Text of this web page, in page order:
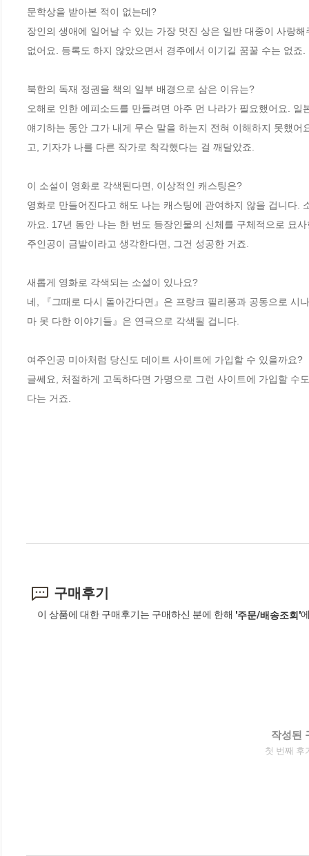
문학상을 받아본 적이 없는데?
장인의 생애에 일어날 수 있는 가장 멋진 상은 일반 대중이 사랑
없어요. 등록도 하지 않았으면서 경주에서 이기길 꿈꿀 수는 없
북한의 독재 정권을 책의 일부 배경으로 삼은 이유는?
오해로 인한 에피소드를 만들려면 아주 먼 나라가 필요했어요.
얘기하는 동안 그가 내게 무슨 말을 하는지 전혀 이해하지 못했
고, 기자가 나를 다른 작가로 착각했다는 걸 깨달았죠.
이 소설이 영화로 각색된다면, 이상적인 캐스팅은?
영화로 만들어진다고 해도 나는 캐스팅에 관여하지 않을 겁니다.
까요. 17년 동안 나는 한 번도 등장인물의 신체를 구체적으로 묘
주인공이 금발이라고 생각한다면, 그건 성공한 거죠.
새롭게 영화로 각색되는 소설이 있나요?
네, 『그때로 다시 돌아간다면』은 프랑크 필리퐁과 공동으로 시
마 못 다한 이야기들』은 연극으로 각색될 겁니다.
여주인공 미아처럼 당신도 데이트 사이트에 가입할 수 있을까요?
글쎄요, 처절하게 고독하다면 가명으로 그런 사이트에 가입할 수
다는 거죠.
구매후기
이 상품에 대한 구매후기는 구매하신 분에 한해 '주문/배송조회'
작성된
첫 번째 후